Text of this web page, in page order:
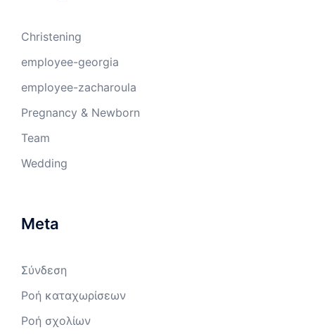
Christening
employee-georgia
employee-zacharoula
Pregnancy & Newborn
Team
Wedding
Meta
Σύνδεση
Ροή καταχωρίσεων
Ροή σχολίων